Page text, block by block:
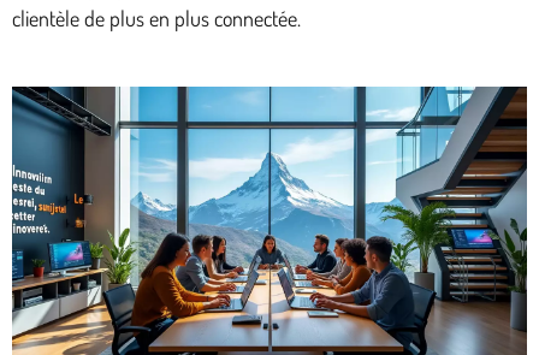
clientèle de plus en plus connectée.